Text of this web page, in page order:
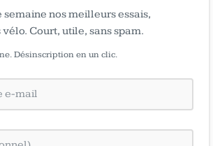
semaine nos meilleurs essais,
Court, utile, sans spam.
Désinscription en un clic.